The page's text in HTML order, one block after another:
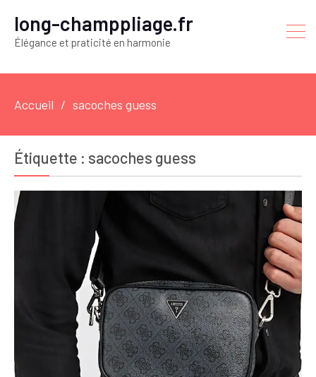
long-champpliage.fr
Élégance et praticité en harmonie
Accueil sacoches guess
Étiquette : sacoches guess